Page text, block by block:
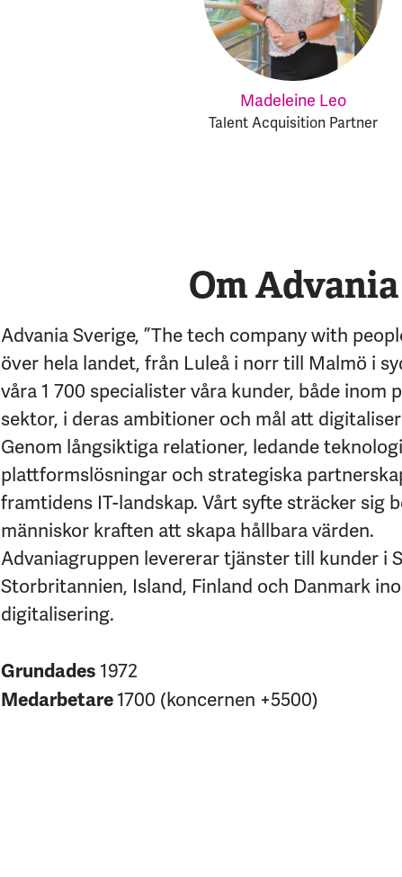
Madeleine Leo
Talent Acquisition Partner
Om Advania
Advania Sverige, ”The tech company with
över hela landet, från Luleå i norr till Malmö i
våra 1 700 specialister våra kunder, både inom
sektor, i deras ambitioner och mål att
Genom långsiktiga relationer, ledande
plattformslösningar och strategiska
framtidens IT-landskap. Vårt syfte sträcker sig
människor kraften att skapa hållbara värden.
Advaniagruppen levererar tjänster till kunder i
Storbritannien, Island, Finland och Danmark
digitalisering.
Grundades1972
Medarbetare1700 (koncernen +5500)